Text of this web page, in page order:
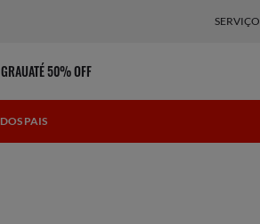
ATÉ 50% OFF
PAIS